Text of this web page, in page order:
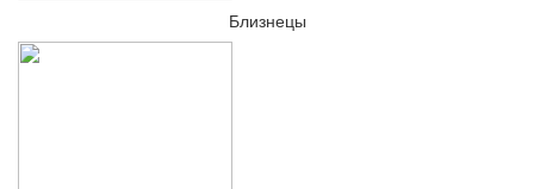
Близнецы